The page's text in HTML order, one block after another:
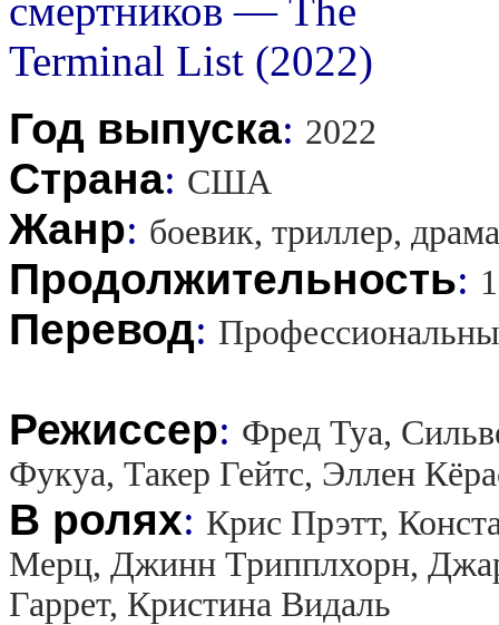
Год выпуска: 2022
Страна: США
Жанр: боевик, триллер, драма
Продолжительность:
Перевод:
Режиссер: Фред Туа,
Фукуа, Такер Гейтс, Эллен
В ролях: Крис Прэтт,
Мерц, Джинн Трипплхорн,
Гаррет, Кристина Видаль